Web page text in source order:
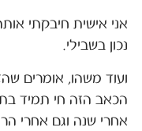
אני אישית חיבקתי
נכון בשבילי.
ועוד משהו, אומרים
הכאב הזה חי תמיד
אחרי שנה וגם אחרי